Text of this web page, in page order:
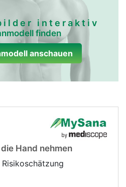
interaktiv
finden
anschauen
Hand nehmen